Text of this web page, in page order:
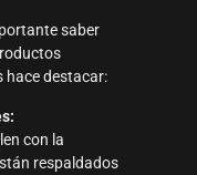
saber
hace destacar:
con la
respaldados